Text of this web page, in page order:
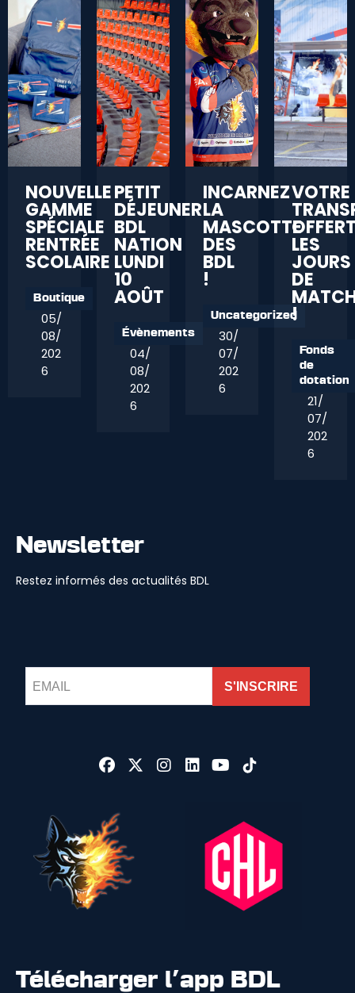
NOUVELLE
GAMME
SPÉCIALE
RENTRÉE
SCOLAIRE
Boutique
05/
08/
202
6
PETIT
DÉJEUNER
BDL
NATION
LUNDI
10
AOÛT
Évènements
04/
08/
202
6
INCARNEZ
LA
MASCOTTE
DES
BDL
!
Uncategorized
30/
07/
202
6
VOTRE
LES
JOURS
DE
!
Fonds
de
dotation
21/
07/
202
6
Newsletter
Restez informés des actualités BDL
S'INSCRIRE
Télécharger l'app BDL